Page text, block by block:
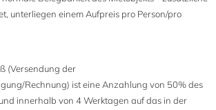
unterliegen einem Aufpreis pro Person/pro
(Versendung der
Rechnung) ist eine Anzahlung von 50% des
innerhalb von 4 Werktagen auf das in der